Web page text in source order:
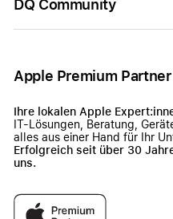
DQ Community
Apple Premium Partner
Ihre lokalen Apple
IT-Lösungen, Beratung,
alles aus einer Hand für Ihr
Erfolgreich seit über 30
uns.